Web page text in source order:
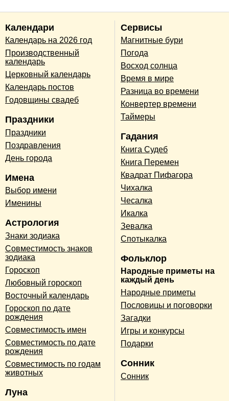
Календари
Календарь на 2026 год
Производственный
календарь
Церковный календарь
Календарь постов
Годовщины свадеб
Праздники
Праздники
Поздравления
День города
Имена
Выбор имени
Именины
Астрология
Знаки зодиака
Совместимость знаков
зодиака
Гороскоп
Любовный гороскоп
Восточный календарь
Гороскоп по дате
рождения
Совместимость имен
Совместимость по дате
рождения
Совместимость по годам
животных
Луна
Сервисы
Магнитные бури
Погода
Восход солнца
Время в мире
Разница во времени
Конвертер времени
Таймеры
Гадания
Книга Судеб
Книга Перемен
Квадрат Пифагора
Чихалка
Чесалка
Икалка
Зевалка
Спотыкалка
Фольклор
Народные приметы на
каждый день
Народные приметы
Пословицы и поговорки
Загадки
Игры и конкурсы
Подарки
Сонник
Сонник